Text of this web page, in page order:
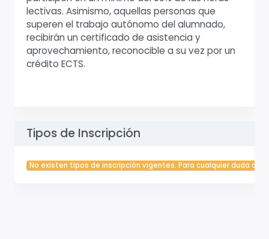
lectivas. Asimismo, aquellas personas que
superen el trabajo autónomo del alumnado,
recibirán un certificado de asistencia y
aprovechamiento, reconocible a su vez por un
crédito ECTS.
Tipos de Inscripción
No existen tipos de inscripción vigentes. Para cualquier duda